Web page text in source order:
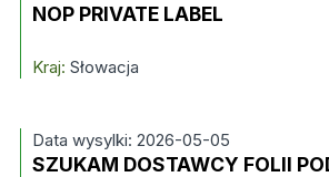
NOP PRIVATE LABEL
Kraj: Słowacja
Data wysylki: 2026-05-05
SZUKAM DOSTAWCY FOLII